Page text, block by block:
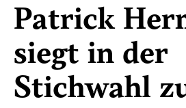
Patrick
siegt in der
Stichwahl